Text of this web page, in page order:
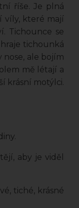
říše. Je plná
víly, které mají
Tichounce se
tichounká
ale bojím
mě létají a
krásní motýlci.
aby je viděl
tiché, krásné